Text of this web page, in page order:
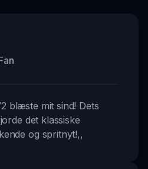
blæste mit sind! Dets
det klassiske
og spritnyt!,,